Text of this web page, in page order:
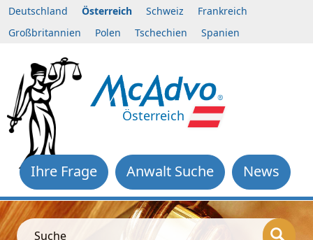
Deutschland Österreich Schweiz
Frankreich
Großbritannien
Polen Tschechien Spanien
Österreich
News
Anwalt Suche
Ihre Frage
Suche